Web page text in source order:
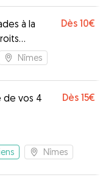
à la
et
Dès 10€
Nîmes
de vos 4
Dès 15€
Nîmes